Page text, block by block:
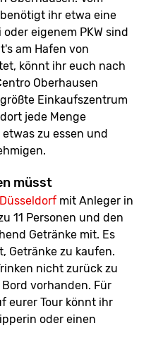
ihr etwa eine
eigenem PKW sind
am Hafen von
könnt ihr euch nach
Oberhausen
Einkaufszentrum
jede Menge
zu essen und
müsst
mit Anleger in
11 Personen und den
Getränke mit. Es
Getränke zu kaufen.
nicht zurück zu
vorhanden. Für
eurer Tour könnt ihr
oder einen